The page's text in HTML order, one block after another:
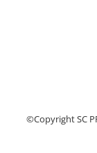
©Copyright SC